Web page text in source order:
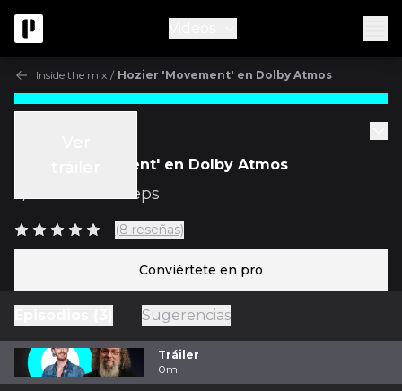
Inside the mix / Hozier 'Movement' en Dolby Atmos
Hozier 'Movement' en Dolby Atmos
Andrew Scheps
(8 reseñas)
Conviértete en pro
Sugerencias
Tráiler
0m